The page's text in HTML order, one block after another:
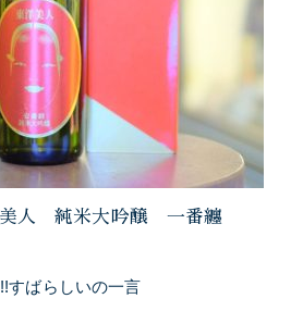
美人 純米大吟醸 一番纏
すばらしいの一言